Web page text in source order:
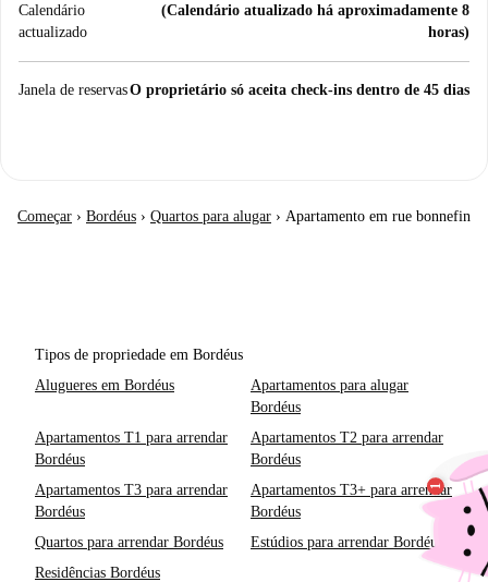
Calendário
actualizado
(Calendário atualizado há aproximadamente 8
horas)
Janela de reservasO proprietário só aceita check-ins dentro de 45 dias
Começar › Bordéus › Quartos para alugar › Apartamento em rue bonnefin
Tipos de propriedade em Bordéus
Alugueres em Bordéus
Apartamentos para alugar
Bordéus
Apartamentos T1 para arrendar
Bordéus
Apartamentos T2 para arrendar
Bordéus
Apartamentos T3 para arrendar
Bordéus
Apartamentos T3+ para arrendar
Bordéus
Quartos para arrendar Bordéus
Estúdios para arrendar Bordéus
Residências Bordéus